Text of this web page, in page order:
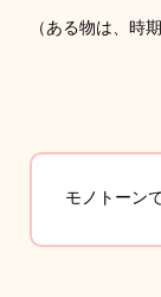
（ある物は、時
モノトーン